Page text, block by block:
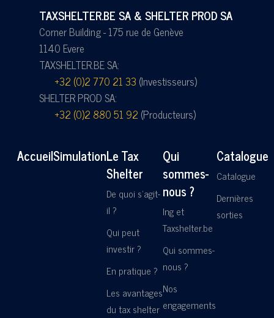
TAXSHELTER.BE SA & SHELTER PROD SA
Corner Building - 175 rue de Genève
1140 Evere
TAXSHELTER.BE SA:
+32 (0)2 770 21 33 (Investisseurs)
SHELTER PROD SA:
+32 (0)2 880 51 92 (Producteurs)
AccueilSimulationLe Tax
Shelter
De quoi s'agit-
il ?
Qui peut
investir ?
En pratique ?
Les avantages
du tax shelter
Qui
sommes-
nous ?
Ing et
Taxshelter.be
Qui sommes-
nous ?
Nos
engagements
Catalogue
Catalogue
Dernières
sorties